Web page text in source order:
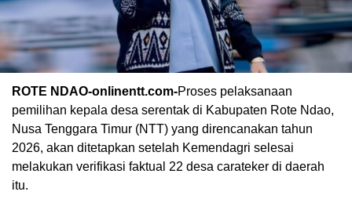
ROTE NDAO-onlinentt.com-Proses pelaksanaan
pemilihan kepala desa serentak di Kabupaten Rote Ndao,
Nusa Tenggara Timur (NTT) yang direncanakan tahun
2026, akan ditetapkan setelah Kemendagri selesai
melakukan verifikasi faktual 22 desa carateker di daerah
itu.